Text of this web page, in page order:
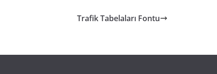
Trafik Tabelaları Fontu